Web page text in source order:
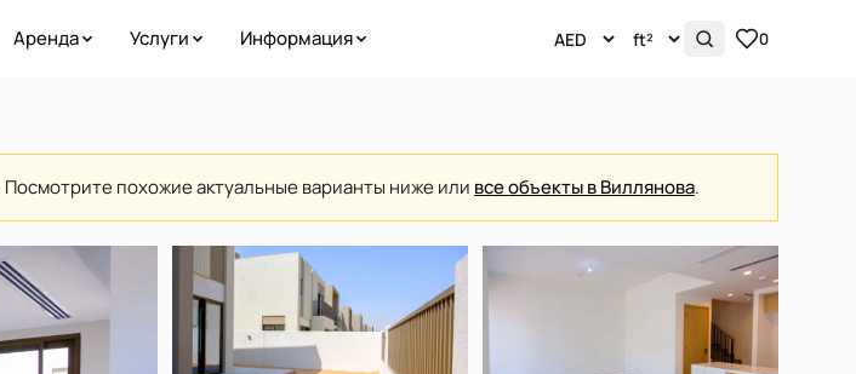
Аренда Услуги Информация 0
похожие актуальные варианты ниже или все объекты в Виллянова.